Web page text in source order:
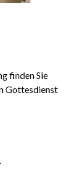
finden Sie
Gottesdienst